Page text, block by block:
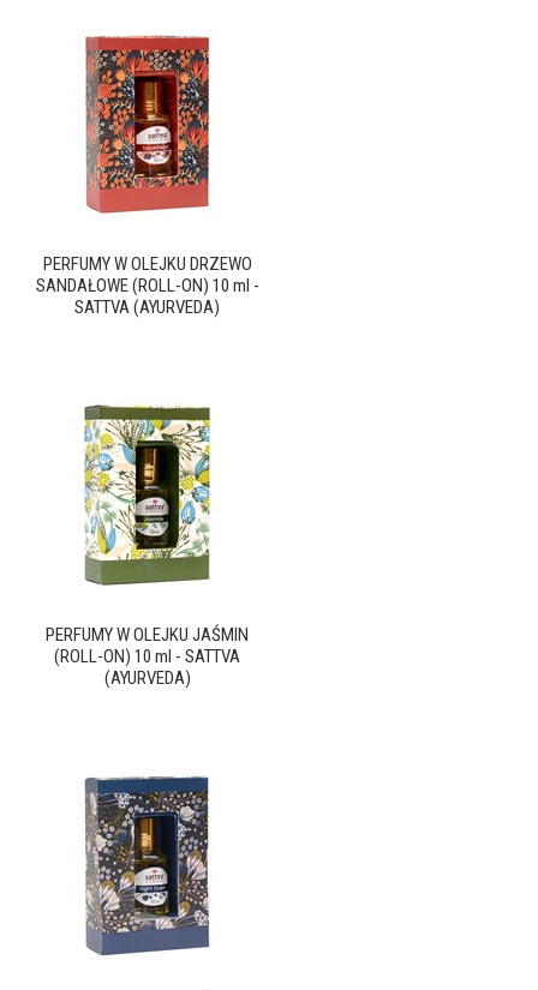
PERFUMY W OLEJKU DRZEWO
SANDAŁOWE (ROLL-ON) 10 ml -
SATTVA (AYURVEDA)
PERFUMY W OLEJKU JAŚMIN
(ROLL-ON) 10 ml - SATTVA
(AYURVEDA)